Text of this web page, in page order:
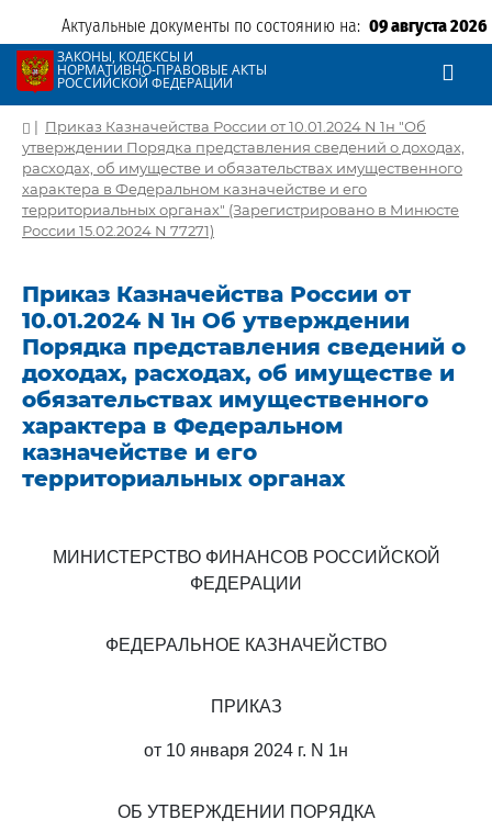
Актуальные документы по состоянию на: 09 августа 2026
ЗАКОНЫ, КОДЕКСЫ И
НОРМАТИВНО-ПРАВОВЫЕ АКТЫ
РОССИЙСКОЙ ФЕДЕРАЦИИ
| Приказ Казначейства России от 10.01.2024 N 1н "Об
утверждении Порядка представления сведений о доходах,
расходах, об имуществе и обязательствах имущественного
характера в Федеральном казначействе и его
территориальных органах" (Зарегистрировано в Минюсте
России 15.02.2024 N 77271)
Приказ Казначейства России от
10.01.2024 N 1н Об утверждении
Порядка представления сведений о
доходах, расходах, об имуществе и
обязательствах имущественного
характера в Федеральном
казначействе и его
территориальных органах
МИНИСТЕРСТВО ФИНАНСОВ РОССИЙСКОЙ
ФЕДЕРАЦИИ
ФЕДЕРАЛЬНОЕ КАЗНАЧЕЙСТВО
ПРИКАЗ
от 10 января 2024 г. N 1н
ОБ УТВЕРЖДЕНИИ ПОРЯДКА